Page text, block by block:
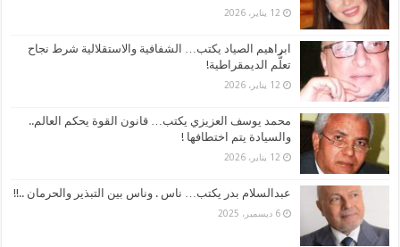
12 يناير، 2026
ابراهيم الصياد يكتب… الشفافية والاستقلالية شرط نجاح
تعلُّم الديمقراطية!
12 يناير، 2026
محمد يوسف العزيزي يكتب… قانون القوة يحكم العالم..
والسيادة يتم اختطافها !
12 يناير، 2026
عبدالسلام بدر يكتب… ناس . وناس بين التبذير والحرمان ..!!
6 ديسمبر، 2025